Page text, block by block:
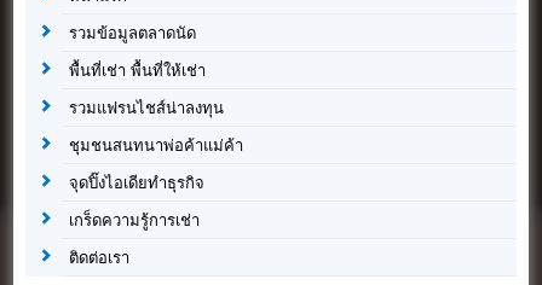
รวมข้อมูลตลาดนัด
พื้นที่เช่า พื้นที่ให้เช่า
รวมแฟรนไชส์น่าลงทุน
ชุมชนสนทนาพ่อค้าแม่ค้า
จุดปิ๊งไอเดียทำธุรกิจ
เกร็ดความรู้การเช่า
ติดต่อเรา